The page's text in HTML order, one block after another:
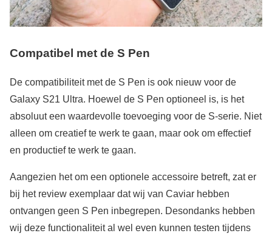
Compatibel met de S Pen
De compatibiliteit met de S Pen is ook nieuw voor de
Galaxy S21 Ultra. Hoewel de S Pen optioneel is, is het
absoluut een waardevolle toevoeging voor de S-serie. Niet
alleen om creatief te werk te gaan, maar ook om effectief
en productief te werk te gaan.
Aangezien het om een optionele accessoire betreft, zat er
bij het review exemplaar dat wij van Caviar hebben
ontvangen geen S Pen inbegrepen. Desondanks hebben
wij deze functionaliteit al wel even kunnen testen tijdens